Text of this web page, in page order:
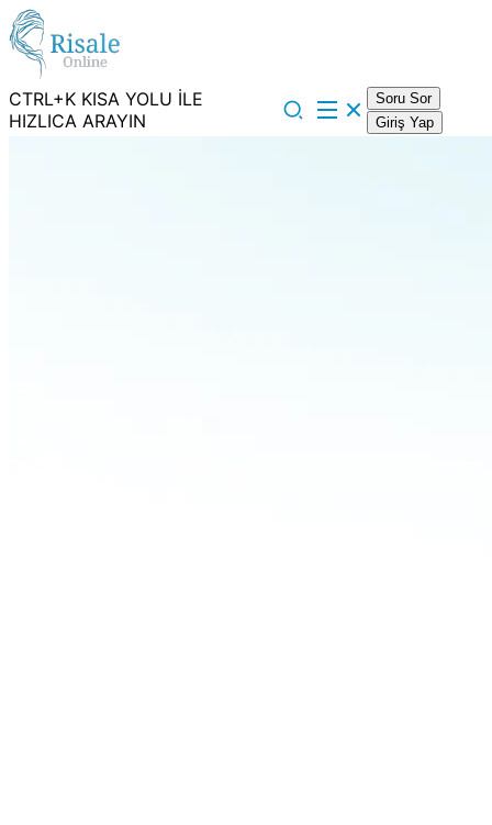
CTRL+K KISA YOLU İLE
HIZLICA ARAYIN
Soru Sor
Giriş Yap